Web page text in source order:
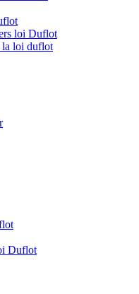
loi Duflot
la loi duflot
Duflot